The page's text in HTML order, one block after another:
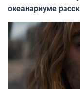
океанариуме